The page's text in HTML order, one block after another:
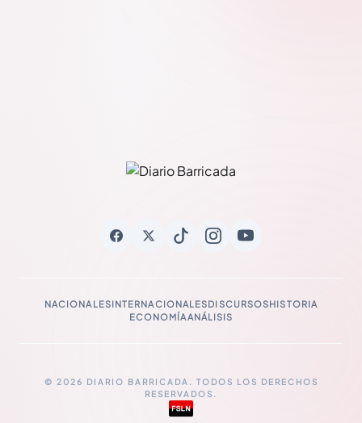
NACIONALESINTERNACIONALESDISCURSOSHISTORIA
ECONOMÍAANÁLISIS
© 2026 DIARIO BARRICADA. TODOS LOS DERECHOS
RESERVADOS.